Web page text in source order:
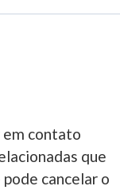
em contato
que
cancelar o